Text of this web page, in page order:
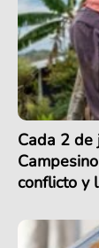
Cada 2 de
conflicto y